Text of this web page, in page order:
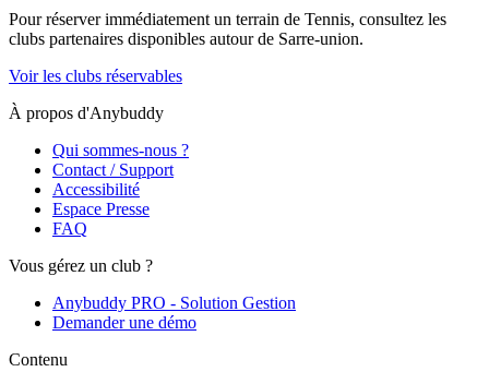
Pour réserver immédiatement un terrain de Tennis, consultez les
clubs partenaires disponibles autour de Sarre-union.
Voir les clubs réservables
À propos d'Anybuddy
Qui sommes-nous ?
Contact / Support
Accessibilité
Espace Presse
FAQ
Vous gérez un club ?
Anybuddy PRO - Solution Gestion
Demander une démo
Contenu